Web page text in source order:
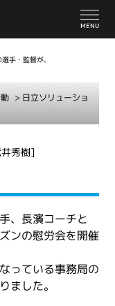
手・監督が、
> 日立ソリューショ
秀樹]
、長濱コーチと
ンの慰労会を開催
っている事務局の
ました。